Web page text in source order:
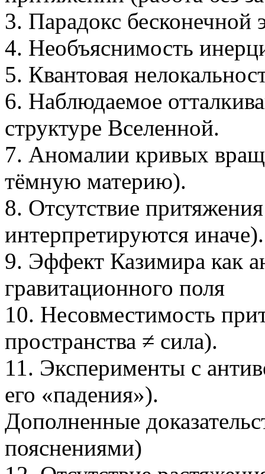
3. Парадокс бесконечной
4. Необъяснимость
5. Квантовая
6. Наблюдаемое
структуре Вселенной.
7. Аномалии кривых
тёмную материю).
8. Отсутствие
интерпретируются иначе).
9. Эффект Казимира как
гравитационного поля
10. Несовместимость
пространства ≠ сила).
11. Эксперименты с
его «падения»).
Дополненные
пояснениями)